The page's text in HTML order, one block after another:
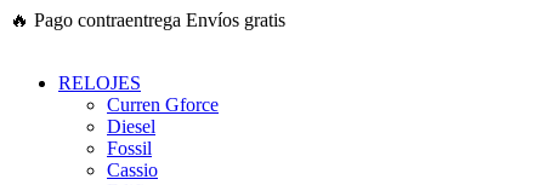
Ir
🔥 Pago contraentrega Envíos gratis
RELOJES
Curren Gforce
Diesel
Fossil
Cassio